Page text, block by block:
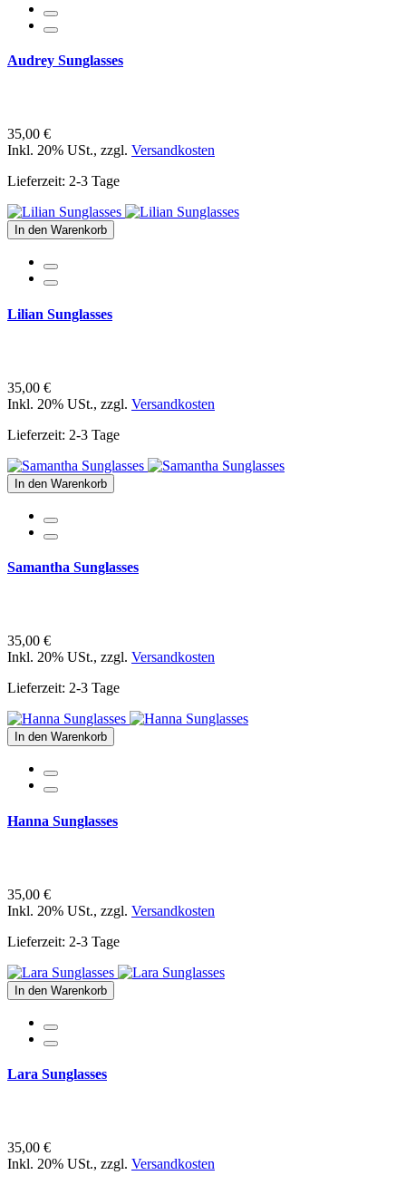
Audrey Sunglasses
35,00 €
Inkl. 20% USt., zzgl. Versandkosten
Lieferzeit: 2-3 Tage
In den Warenkorb
Lilian Sunglasses
35,00 €
Inkl. 20% USt., zzgl. Versandkosten
Lieferzeit: 2-3 Tage
In den Warenkorb
Samantha Sunglasses
35,00 €
Inkl. 20% USt., zzgl. Versandkosten
Lieferzeit: 2-3 Tage
In den Warenkorb
Hanna Sunglasses
35,00 €
Inkl. 20% USt., zzgl. Versandkosten
Lieferzeit: 2-3 Tage
In den Warenkorb
Lara Sunglasses
35,00 €
Inkl. 20% USt., zzgl. Versandkosten